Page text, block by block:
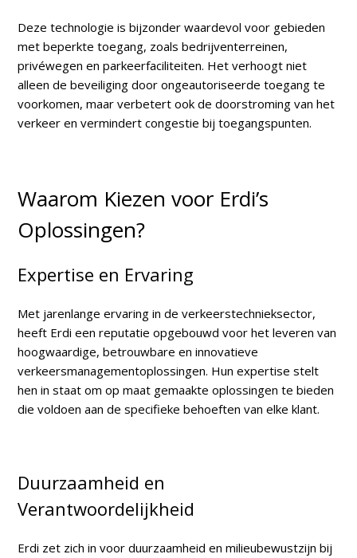
Deze technologie is bijzonder waardevol voor gebieden
met beperkte toegang, zoals bedrijventerreinen,
privéwegen en parkeerfaciliteiten. Het verhoogt niet
alleen de beveiliging door ongeautoriseerde toegang te
voorkomen, maar verbetert ook de doorstroming van het
verkeer en vermindert congestie bij toegangspunten.
Waarom Kiezen voor Erdi’s
Oplossingen?
Expertise en Ervaring
Met jarenlange ervaring in de verkeerstechnieksector,
heeft Erdi een reputatie opgebouwd voor het leveren van
hoogwaardige, betrouwbare en innovatieve
verkeersmanagementoplossingen. Hun expertise stelt
hen in staat om op maat gemaakte oplossingen te bieden
die voldoen aan de specifieke behoeften van elke klant.
Duurzaamheid en
Verantwoordelijkheid
Erdi zet zich in voor duurzaamheid en milieubewustzijn bij